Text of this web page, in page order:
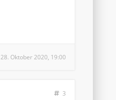
28. Oktober 2020, 19:00
3